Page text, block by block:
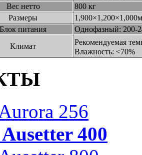
Вес нетто
800 кг
Размеры
Блок питания
Однофазный: 200-
Климат
Рекомендуемая
Влажность: <70%
256
400